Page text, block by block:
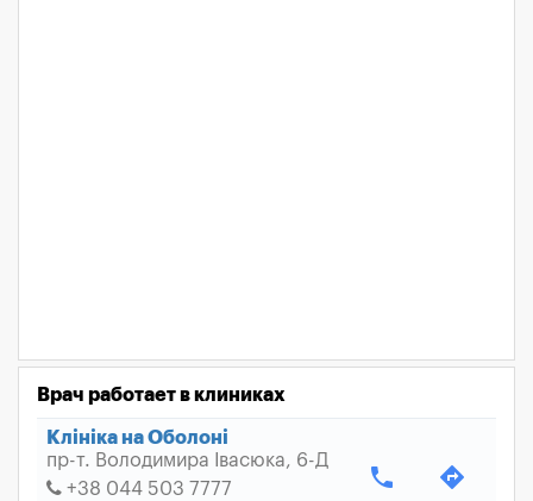
Врач работает в клиниках
Клініка на Оболоні
пр-т. Володимира Івасюка, 6-Д
+38 044 503 7777
phone directions